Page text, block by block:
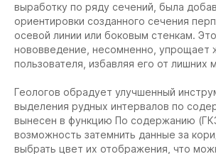
выработку по ряду сечений, была
ориентировки созданного сечения
осевой линии или боковым стенкам.
нововведение, несомненно, упрощает
пользователя, избавляя его от лишних
Геологов обрадует улучшенный
выделения рудных интервалов по
вынесен в функцию По содержанию
возможность затемнить данные за
выбрать цвет их отображения, что